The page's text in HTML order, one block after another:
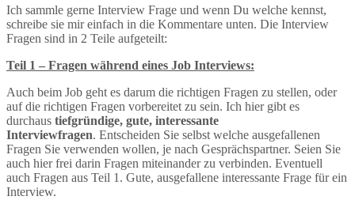
Ich sammle gerne Interview Frage und wenn Du welche kennst,
schreibe sie mir einfach in die Kommentare unten. Die Interview
Fragen sind in 2 Teile aufgeteilt:
Teil 1 – Fragen während eines Job Interviews:
Auch beim Job geht es darum die richtigen Fragen zu stellen, oder
auf die richtigen Fragen vorbereitet zu sein. Ich hier gibt es
durchaus tiefgründige, gute, interessante
Interviewfragen. Entscheiden Sie selbst welche ausgefallenen
Fragen Sie verwenden wollen, je nach Gesprächspartner. Seien Sie
auch hier frei darin Fragen miteinander zu verbinden. Eventuell
auch Fragen aus Teil 1. Gute, ausgefallene interessante Frage für ein
Interview.